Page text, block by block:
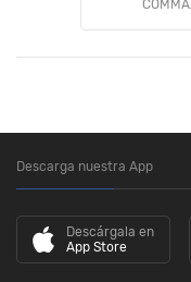
Descarga nuestra App
Descárgala en
App Store